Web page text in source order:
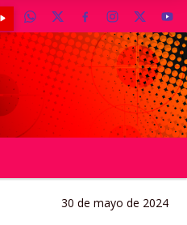
30 de mayo de 2024